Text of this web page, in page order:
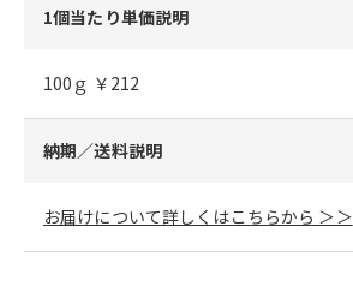
1個当たり単価説明
100ｇ ￥212
納期／送料説明
お届けについて詳しくはこちらから ＞＞